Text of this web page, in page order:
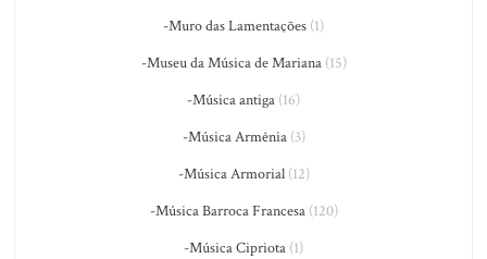
-Muro das Lamentações (1)
-Museu da Música de Mariana(15)
-Música antiga (16)
-Música Armênia(3)
-Música Armorial(12)
-Música Barroca Francesa(120)
-Música Cipriota (1)